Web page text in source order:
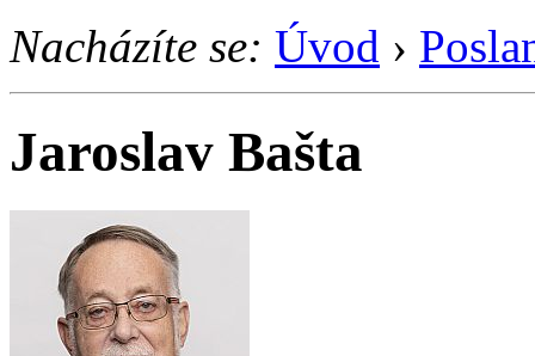
Nacházíte se: Úvod ›
Jaroslav Bašta